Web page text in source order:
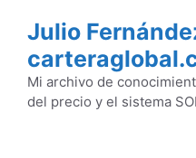
contenido
Julio
Mi archivo de
del precio y el sistema